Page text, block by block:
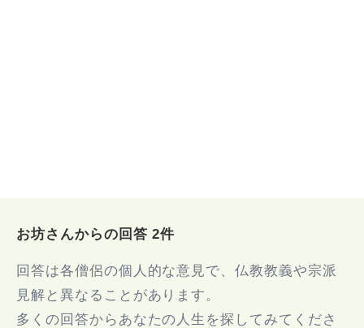
お坊さんからの回答 2件
回答は各僧侶の個人的な意見で、仏教教義や宗派
見解と異なることがあります。
多くの回答からあなたの人生を探してみてくださ